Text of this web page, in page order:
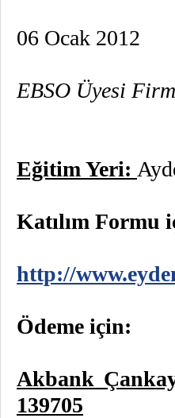
06 Ocak 2012
EBSO Üyesi
Eğitim Yeri:
Katılım Formu
http://
Ödeme için:
Akbank
139705